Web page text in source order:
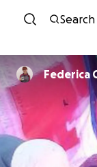
Search
Federica